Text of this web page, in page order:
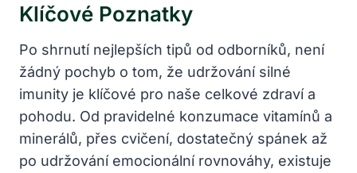
Klíčové Poznatky
Po shrnutí nejlepších tipů od odborníků, není
žádný pochyb o tom, že udržování silné
imunity je klíčové pro naše celkové zdraví a
pohodu. Od pravidelné konzumace vitamínů a
minerálů, přes cvičení, dostatečný spánek až
po udržování emocionální rovnováhy, existuje